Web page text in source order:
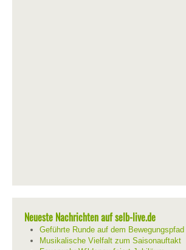
Neueste Nachrichten auf selb-live.de
Geführte Runde auf dem Bewegungspfad
Musikalische Vielfalt zum Saisonauftakt